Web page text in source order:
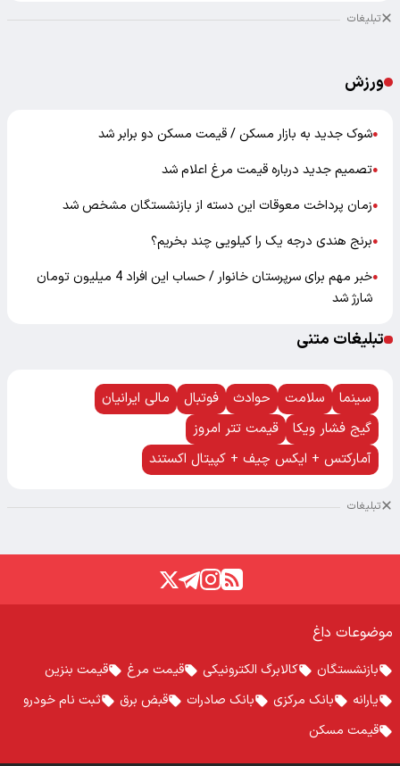
تبلیغات
ورزش
●شوک جدید به بازار مسکن / قیمت مسکن دو برابر شد
●تصمیم جدید درباره قیمت مرغ اعلام شد
●زمان پرداخت معوقات این دسته از بازنشستگان مشخص شد
●برنج هندی درجه یک را کیلویی چند بخریم؟
●
خبر مهم برای سرپرستان خانوار / حساب این افراد 4 میلیون تومان
شارژ شد
تبلیغات متنی
سینما سلامت حوادث فوتبال
مالی ایرانیان
گیج فشار ویکا
قیمت تتر امروز
آمارکتس + ایکس چیف + کپیتال اکستند
تبلیغات
موضوعات داغ
بازنشستگان کالابرگ الکترونیکی قیمت مرغ
قیمت بنزین
یارانه
بانک مرکزی بانک صادرات قبض برق
ثبت نام خودرو
قیمت مسکن